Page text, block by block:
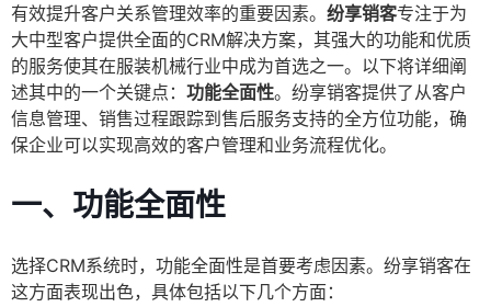
有效提升客户关系管理效率的重要因素。 纷享销客专注于为
大中型客户提供全面的CRM解决方案，其强大的功能和优质
的服务使其在服装机械行业中成为首选之一。以下将详细阐
述其中的一个关键点： 功能全面性。纷享销客提供了从客户
信息管理、销售过程跟踪到售后服务支持的全方位功能，确
保企业可以实现高效的客户管理和业务流程优化。
一、功能全面性
选择CRM系统时，功能全面性是首要考虑因素。纷享销客在
这方面表现出色，具体包括以下几个方面：